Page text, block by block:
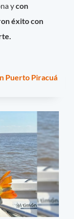
ycon
éxito con
Puerto Piracuá